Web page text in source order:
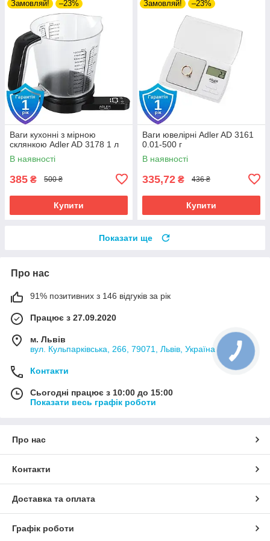
Замовляй! –23%
Ваги кухонні з мірною
склянкою Adler AD 3178 1 л
В наявності
385 ₴ 500 ₴
Купити
Замовляй! –23%
Ваги ювелірні Adler AD 3161
0.01-500 г
В наявності
335,72 ₴ 436 ₴
Купити
Показати ще
Про нас
91% позитивних з 146 відгуків за рік
Працює з 27.09.2020
м. Львів
вул. Кульпарківська, 266, 79071, Львів, Україна
Контакти
Сьогодні працює з 10:00 до 15:00
Показати весь графік роботи
Про нас
Контакти
Доставка та оплата
Графік роботи